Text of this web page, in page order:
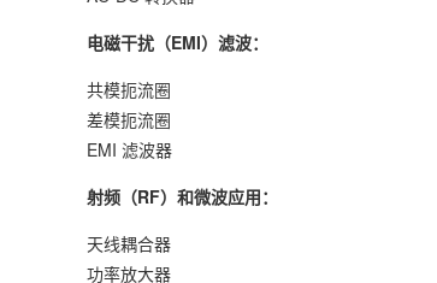
电磁干扰（EMI）滤波：
共模扼流圈
差模扼流圈
EMI 滤波器
射频（RF）和微波应用：
天线耦合器
功率放大器